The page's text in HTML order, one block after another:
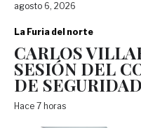
agosto 6, 2026
La Furia del norte
CARLOS
SESIÓN DEL
DE SEGURIDAD
Hace 7 horas